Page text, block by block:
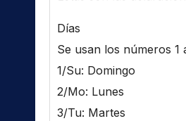
Días
Se usan los números 1
1/Su: Domingo
2/Mo: Lunes
3/Tu: Martes